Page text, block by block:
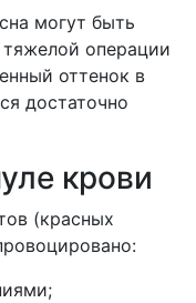
могут быть
операции
оттенок в
достаточно
крови
(красных